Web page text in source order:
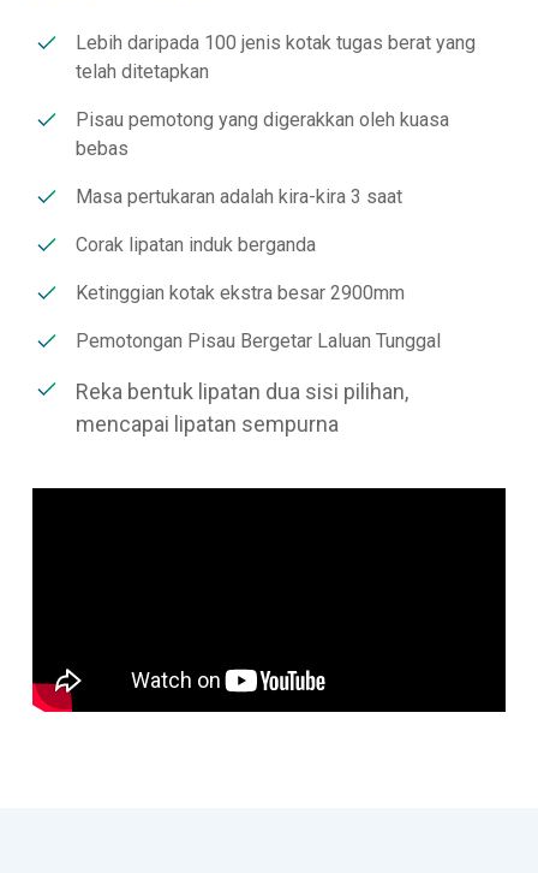
Lebih daripada 100 jenis kotak tugas berat yang
telah ditetapkan
Pisau pemotong yang digerakkan oleh kuasa
bebas
Masa pertukaran adalah kira-kira 3 saat
Corak lipatan induk berganda
Ketinggian kotak ekstra besar 2900mm
Pemotongan Pisau Bergetar Laluan Tunggal
Reka bentuk lipatan dua sisi pilihan,
mencapai lipatan sempurna